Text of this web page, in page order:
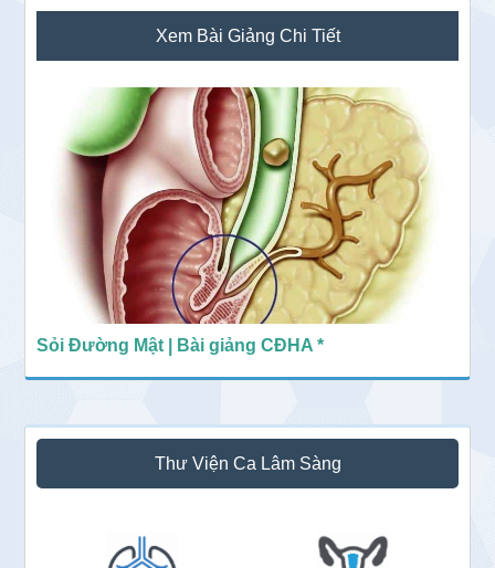
Sidebar
chính
Xem Bài Giảng Chi Tiết
Sỏi Đường Mật | Bài giảng CĐHA *
Thư Viện Ca Lâm Sàng